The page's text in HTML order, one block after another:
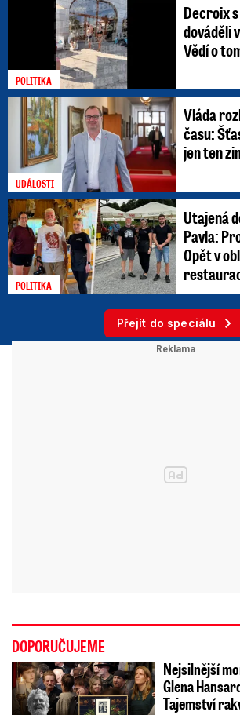
POLITIKA
Decroix
dováděli
Vědí o
UDÁLOSTI
Vláda
času:
jen ten
POLITIKA
Utajená
Pavla:
Opět v
Přejít do speciálu
DOPORUČUJEME
Nejsilnější
Glena
Tajemství